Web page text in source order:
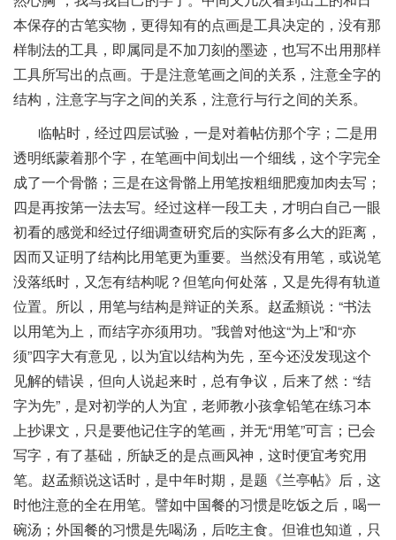
本保存的古笔实物，更得知有的点画是工具决定的，没有那
样制法的工具，即属同是不加刀刻的墨迹，也写不出用那样
工具所写出的点画。于是注意笔画之间的关系，注意全字的
结构，注意字与字之间的关系，注意行与行之间的关系。
临帖时，经过四层试验，一是对着帖仿那个字；二是用
透明纸蒙着那个字，在笔画中间划出一个细线，这个字完全
成了一个骨骼；三是在这骨骼上用笔按粗细肥瘦加肉去写；
四是再按第一法去写。经过这样一段工夫，才明白自己一眼
初看的感觉和经过仔细调查研究后的实际有多么大的距离，
因而又证明了结构比用笔更为重要。当然没有用笔，或说笔
没落纸时，又怎有结构呢？但笔向何处落，又是先得有轨道
位置。所以，用笔与结构是辩证的关系。赵孟頫说：“书法
以用笔为上，而结字亦须用功。”我曾对他这“为上”和“亦
须”四字大有意见，以为宜以结构为先，至今还没发现这个
见解的错误，但向人说起来时，总有争议，后来了然：“结
字为先”，是对初学的人为宜，老师教小孩拿铅笔在练习本
上抄课文，只是要他记住字的笔画，并无“用笔”可言；已会
写字，有了基础，所缺乏的是点画风神，这时便宜考究用
笔。赵孟頫说这话时，是中年时期，是题《兰亭帖》后，这
时他注意的全在用笔。譬如中国餐的习惯是吃饭之后，喝一
碗汤；外国餐的习惯是先喝汤，后吃主食。但谁也知道，只